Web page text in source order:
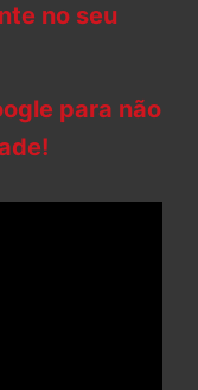
no seu
para não